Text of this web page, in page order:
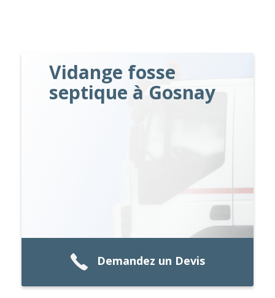
Vidange fosse
septique à Gosnay
Demandez un Devis